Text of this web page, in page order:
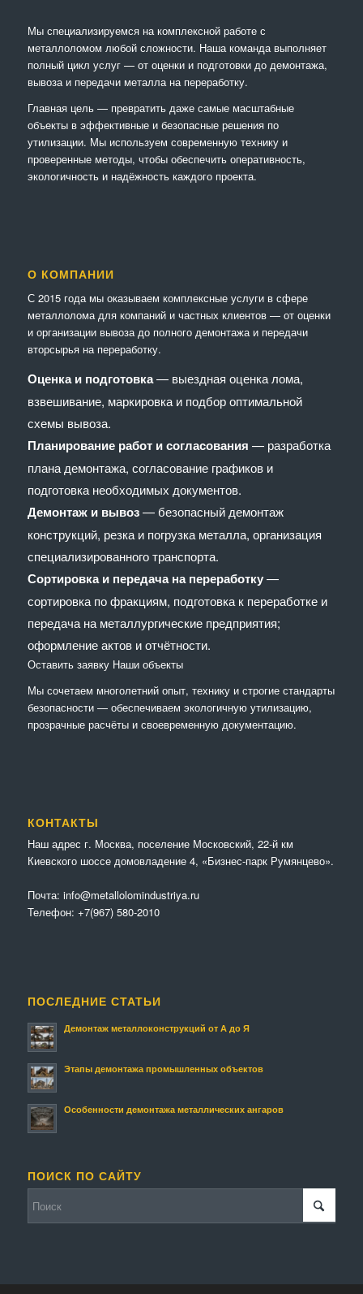
Мы специализируемся на комплексной работе с
металлоломом любой сложности. Наша команда выполняет
полный цикл услуг — от оценки и подготовки до демонтажа,
вывоза и передачи металла на переработку.
Главная цель — превратить даже самые масштабные
объекты в эффективные и безопасные решения по
утилизации. Мы используем современную технику и
проверенные методы, чтобы обеспечить оперативность,
экологичность и надёжность каждого проекта.
О КОМПАНИИ
С 2015 года мы оказываем комплексные услуги в сфере
металлолома для компаний и частных клиентов — от оценки
и организации вывоза до полного демонтажа и передачи
вторсырья на переработку.
Оценка и подготовка— выездная оценка лома,
взвешивание, маркировка и подбор оптимальной
схемы вывоза.
Планирование работ и согласования — разработка
плана демонтажа, согласование графиков и
подготовка необходимых документов.
Демонтаж и вывоз— безопасный демонтаж
конструкций, резка и погрузка металла, организация
специализированного транспорта.
Сортировка и передача на переработку—
сортировка по фракциям, подготовка к переработке и
передача на металлургические предприятия;
оформление актов и отчётности.
Оставить заявку Наши объекты
Мы сочетaем многолетний опыт, технику и строгие стандарты
безопасности — обеспечиваем экологичную утилизацию,
прозрачные расчёты и своевременную документацию.
КОНТАКТЫ
Наш адрес г. Москва, поселение Московский, 22-й км
Киевского шоссе домовладение 4, «Бизнес-парк Румянцево».
Почта: info@metallolomindustriya.ru
Телефон: +7(967) 580-2010
ПОСЛЕДНИЕ СТАТЬИ
Демонтаж металлоконструкций от А до Я
Этапы демонтажа промышленных объектов
Особенности демонтажа металлических ангаров
ПОИСК ПО САЙТУ